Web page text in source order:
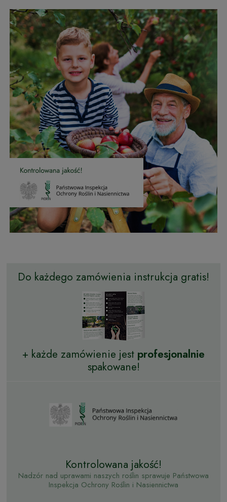
Do każdego zamówienia instrukcja gratis!
+ każde zamówienie jest profesjonalnie
spakowane!
Kontrolowana jakość!
Nadzór nad uprawami naszych roślin sprawuje Państwowa
Inspekcja Ochrony Roślin i Nasiennictwa